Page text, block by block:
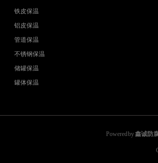
铁皮保温
铝皮保温
管道保温
不锈钢保温
储罐保温
罐体保温
Powered by鑫诚防